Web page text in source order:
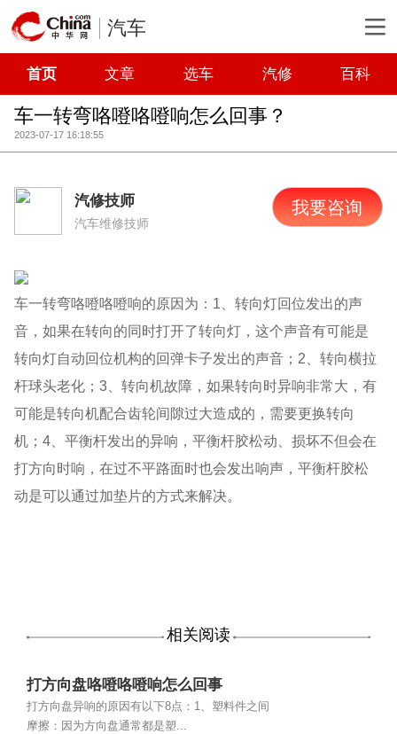
汽车
首页 文章 选车 汽修 百科
车一转弯咯噔咯噔响怎么回事？
2023-07-17 16:18:55
汽修技师
汽车维修技师
我要咨询
车一转弯咯噔咯噔响的原因为：1、转向灯回位发出的声
音，如果在转向的同时打开了转向灯，这个声音有可能是
转向灯自动回位机构的回弹卡子发出的声音；2、转向横拉
杆球头老化；3、转向机故障，如果转向时异响非常大，有
可能是转向机配合齿轮间隙过大造成的，需要更换转向
机；4、平衡杆发出的异响，平衡杆胶松动、损坏不但会在
打方向时响，在过不平路面时也会发出响声，平衡杆胶松
动是可以通过加垫片的方式来解决。
相关阅读
打方向盘咯噔咯噔响怎么回事
打方向盘异响的原因有以下8点：1、塑料件之间
摩擦：因为方向盘通常都是塑...